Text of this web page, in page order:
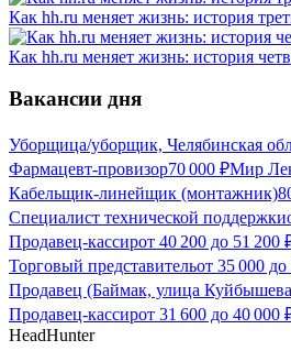
Как hh.ru меняет жизнь: история
Как hh.ru меняет жизнь: история
Вакансии дня
Уборщица/уборщик, Челябинская
Фармацевт-провизор70 000 ₽Мир
Кабельщик-линейщик (монтажник)
Специалист технической поддержки
Продавец-кассирот 40 200 до 51 200
Торговый представительот 35 000 до
Продавец (Баймак, улица
Продавец-кассирот 31 600 до 40 000
HeadHunter